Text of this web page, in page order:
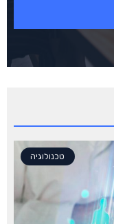
טכנולוגיה